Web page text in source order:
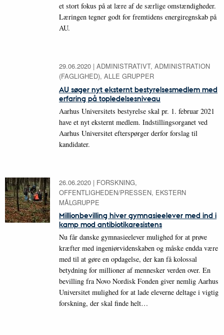
et stort fokus på at lære af de særlige omstændigheder.
Læringen tegner godt for fremtidens energiregnskab på
AU.
29.06.2020 | ADMINISTRATIVT, ADMINISTRATION
(FAGLIGHED), ALLE GRUPPER
AU søger nyt eksternt bestyrelsesmedlem med
erfaring på topledelsesniveau
Aarhus Universitets bestyrelse skal pr. 1. februar 2021
have et nyt eksternt medlem. Indstillingsorganet ved
Aarhus Universitet efterspørger derfor forslag til
kandidater.
26.06.2020 | FORSKNING,
OFFENTLIGHEDEN/PRESSEN, EKSTERN
MÅLGRUPPE
Millionbevilling hiver gymnasieelever med ind i
kamp mod antibiotikaresistens
Nu får danske gymnasieelever mulighed for at prøve
kræfter med ingeniørvidenskaben og måske endda være
med til at gøre en opdagelse, der kan få kolossal
betydning for millioner af mennesker verden over. En
bevilling fra Novo Nordisk Fonden giver nemlig Aarhus
Universitet mulighed for at lade eleverne deltage i vigtig
forskning, der skal finde helt…